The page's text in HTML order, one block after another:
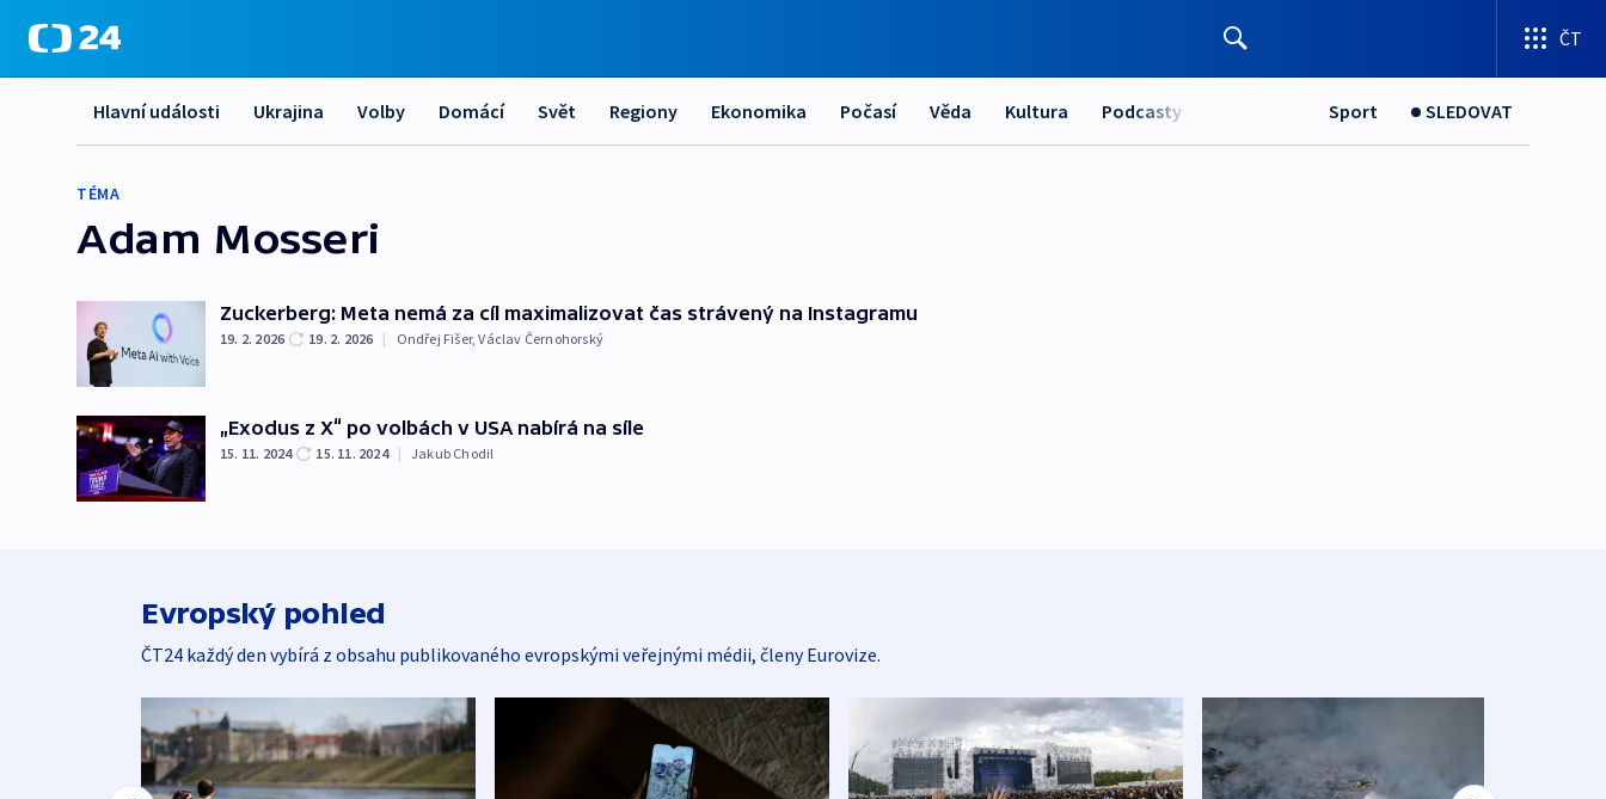
ČT
Hlavní události Ukrajina Volby Domácí Svět Regiony Ekonomika Počasí Věda Kultura Podcasty Sport SLEDOVAT
TÉMA
Adam Mosseri
Zuckerberg: Meta nemá za cíl maximalizovat čas strávený na Instagramu
19. 2. 2026 19. 2. 2026 | Ondřej Fišer,Václav Černohorský
„Exodus z X“ po volbách v USA nabírá na síle
15. 11. 2024 15. 11. 2024 | Jakub Chodil
Evropský pohled
ČT24 každý den vybírá z obsahu publikovaného evropskými veřejnými médii, členy Eurovize.